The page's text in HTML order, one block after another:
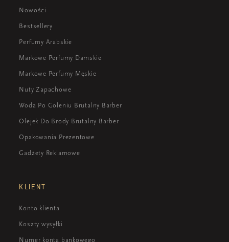
Nowości
Bestsellery
Perfumy Arabskie
Markowe Perfumy Damskie
Markowe Perfumy Męskie
Nuty Zapachowe
Woda Po Goleniu Brutalny Barber
Olejek Do Brody Brutalny Barber
Opakowania Prezentowe
Gadżety Reklamowe
KLIENT
Konto klienta
Koszty wysyłki
Numer konta bankowego